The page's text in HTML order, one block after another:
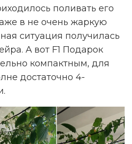
поливать его
в не очень жаркую
ситуация получилась
А вот F1 Подарок
компактным, для
достаточно 4-